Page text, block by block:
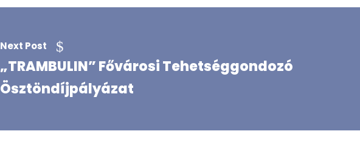
Next Post
„TRAMBULIN” Fővárosi Tehetséggondozó
Ösztöndíjpályázat